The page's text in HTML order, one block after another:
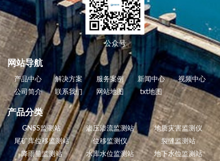
公众号
网站导航
产品中心 解决方案 服务案例 新闻中心
视频中心
公司简介
联系我们 网站地图 txt地图
产品分类
GNSS监测站 渗压渗流监测站
地质灾害监测仪
尾矿库位移监测站
位移监测仪
裂缝监测站
降雨量监测站
水库水位监测站
地下水位监测站